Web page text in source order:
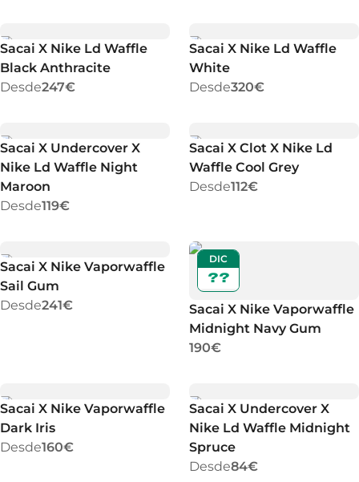
Sacai X Nike Ld Waffle
Black Anthracite
Desde247€
Sacai X Nike Ld Waffle
White
Desde320€
Sacai X Undercover X
Nike Ld Waffle Night
Maroon
Desde119€
Sacai X Clot X Nike Ld
Waffle Cool Grey
Desde112€
Sacai X Nike Vaporwaffle
Sail Gum
Desde241€
DIC
??
Sacai X Nike Vaporwaffle
Midnight Navy Gum
190€
Sacai X Nike Vaporwaffle
Dark Iris
Desde160€
Sacai X Undercover X
Nike Ld Waffle Midnight
Spruce
Desde84€